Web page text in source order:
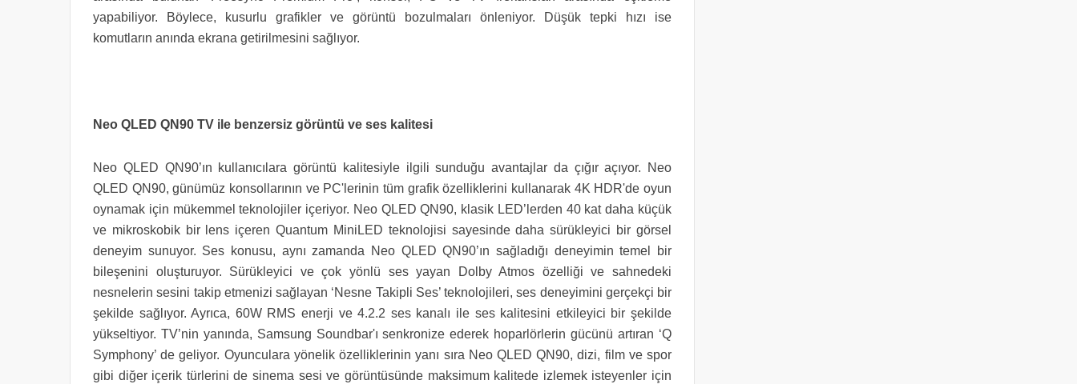
yapabiliyor. Böylece, kusurlu grafikler ve görüntü bozulmaları önleniyor. Düşük tepki hızı ise
komutların anında ekrana getirilmesini sağlıyor.
Neo QLED QN90 TV ile benzersiz görüntü ve ses kalitesi
Neo QLED QN90’ın kullanıcılara görüntü kalitesiyle ilgili sunduğu avantajlar da çığır açıyor. Neo
QLED QN90, günümüz konsollarının ve PC'lerinin tüm grafik özelliklerini kullanarak 4K HDR'de oyun
oynamak için mükemmel teknolojiler içeriyor. Neo QLED QN90, klasik LED’lerden 40 kat daha küçük
ve mikroskobik bir lens içeren Quantum MiniLED teknolojisi sayesinde daha sürükleyici bir görsel
deneyim sunuyor. Ses konusu, aynı zamanda Neo QLED QN90’ın sağladığı deneyimin temel bir
bileşenini oluşturuyor. Sürükleyici ve çok yönlü ses yayan Dolby Atmos özelliği ve sahnedeki
nesnelerin sesini takip etmenizi sağlayan ‘Nesne Takipli Ses’ teknolojileri, ses deneyimini gerçekçi bir
şekilde sağlıyor. Ayrıca, 60W RMS enerji ve 4.2.2 ses kanalı ile ses kalitesini etkileyici bir şekilde
yükseltiyor. TV’nin yanında, Samsung Soundbar'ı senkronize ederek hoparlörlerin gücünü artıran ‘Q
Symphony’ de geliyor. Oyunculara yönelik özelliklerinin yanı sıra Neo QLED QN90, dizi, film ve spor
gibi diğer içerik türlerini de sinema sesi ve görüntüsünde maksimum kalitede izlemek isteyenler için